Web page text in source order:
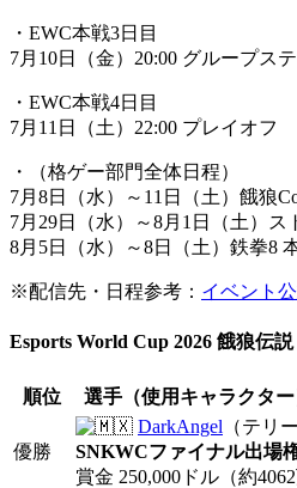
・EWC本戦3日目
7月10日（金）20:00 グループス
・EWC本戦4日目
7月11日（土）22:00 プレイオフ
・（格ゲー部門全体日程）
7月8日（水）～11日（土）餓狼
7月29日（水）～8月1日（土）ス
8月5日（水）～8日（土）鉄拳8
※配信先・日程参考： イベント
Esports World Cup 2026 餓狼伝
順位 選手（使用キャラクタ
優勝
DarkAngel （テリー
SNKWCファイナル出場
賞金 250,000ドル（約4062